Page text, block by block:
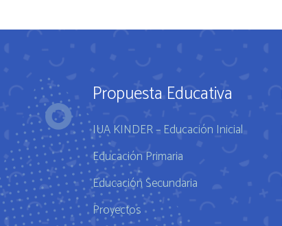
Propuesta Educativa
IUA KINDER – Educación Inicial
Educación Primaria
Educación Secundaria
Proyectos